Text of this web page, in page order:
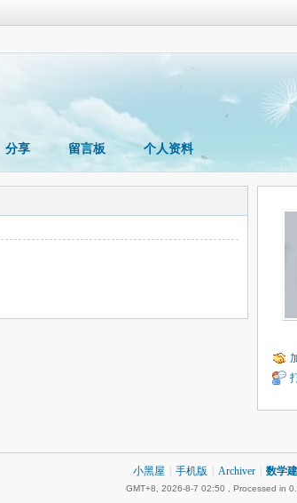
分享 留言板 个人资料
小黑屋 手机版 Archiver 数学
GMT+8, 2026-8-7 02:50 , Processed in